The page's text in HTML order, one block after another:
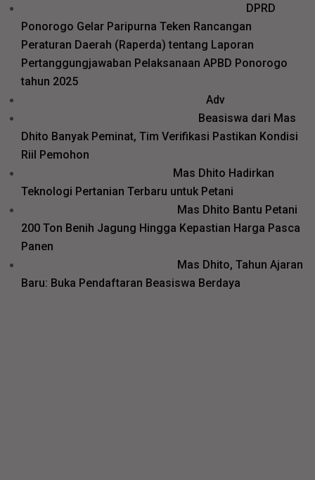
DPRD
Ponorogo Gelar Paripurna Teken Rancangan
Peraturan Daerah (Raperda) tentang Laporan
Pertanggungjawaban Pelaksanaan APBD Ponorogo
tahun 2025
Adv
Beasiswa dari Mas
Dhito Banyak Peminat, Tim Verifikasi Pastikan Kondisi
Riil Pemohon
Mas Dhito Hadirkan
Teknologi Pertanian Terbaru untuk Petani
Mas Dhito Bantu Petani
200 Ton Benih Jagung Hingga Kepastian Harga Pasca
Panen
Mas Dhito, Tahun Ajaran
Baru: Buka Pendaftaran Beasiswa Berdaya